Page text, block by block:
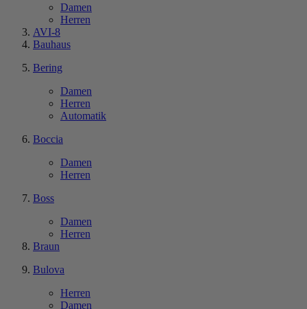
Damen
Herren
AVI-8
Bauhaus
Bering
Damen
Herren
Automatik
Boccia
Damen
Herren
Boss
Damen
Herren
Braun
Bulova
Herren
Damen